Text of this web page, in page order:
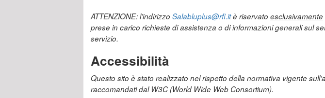
ATTENZIONE: l’indirizzo Salabluplus@rfi.itè riservato esclusivamente
prese in carico richieste di assistenza o di informazioni generali sul
servizio.
Accessibilità
Questo sito è stato realizzato nel rispetto della normativa vigente
raccomandati dal W3C (World Wide Web Consortium).